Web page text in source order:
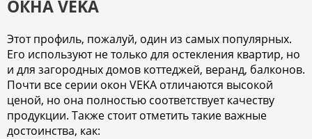
ОКНА VEKA
Этот профиль, пожалуй, один из самых популярных.
Его используют не только для остекления квартир, но
и для загородных домов коттеджей, веранд, балконов.
Почти все серии окон VEKA отличаются высокой
ценой, но она полностью соответствует качеству
продукции. Также стоит отметить такие важные
достоинства, как: